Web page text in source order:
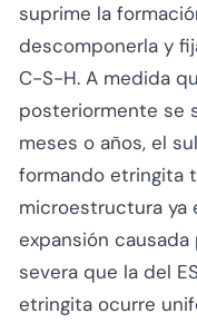
suprime la
descomponerla y
C-S-H. A medida
posteriormente se
meses o años, el
formando etringita
microestructura ya
expansión causada
severa que la del
etringita ocurre